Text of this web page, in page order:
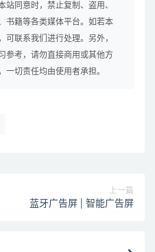
站同意时，禁止复制、盗用、
书籍等各类媒体平台。如若本
可联系我们进行处理。另外，
参考，请勿直接商用或其他方
一切责任均由使用者承担。
上一篇
蓝牙广告屏 | 智能广告屏